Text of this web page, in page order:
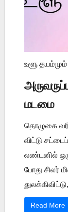
உளூ தயம்மும்
மடமை
தொழுகை
விட்டு
லண்டனில்
போது சிலர்
Read More